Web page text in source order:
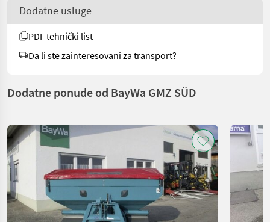
Dodatne usluge
PDF tehnički list
Da li ste zainteresovani za transport?
Dodatne ponude od BayWa GMZ SÜD